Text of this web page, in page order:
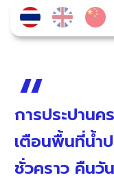
การประปาน
เตือนพื้นที่น้ำ
ชั่วคราว คืน